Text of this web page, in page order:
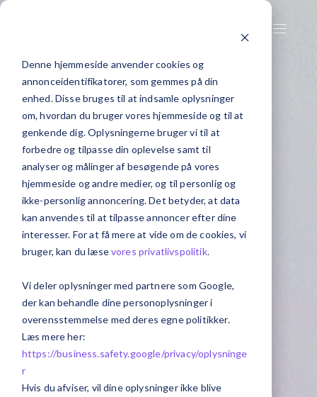
Denne hjemmeside anvender cookies og
annonceidentifikatorer, som gemmes på din
enhed. Disse bruges til at indsamle oplysninger
om, hvordan du bruger vores hjemmeside og til at
genkende dig. Oplysningerne bruger vi til at
forbedre og tilpasse din oplevelse samt til
analyser og målinger af besøgende på vores
hjemmeside og andre medier, og til personlig og
ikke-personlig annoncering. Det betyder, at data
kan anvendes til at tilpasse annoncer efter dine
interesser. For at få mere at vide om de cookies, vi
bruger, kan du læsevores privatlivspolitik.
Vi deler oplysninger med partnere som Google,
der kan behandle dine personoplysninger i
overensstemmelse med deres egne politikker.
Læs mere her:
https://business.safety.google/privacy/oplysninge
r
Hvis du afviser, vil dine oplysninger ikke blive